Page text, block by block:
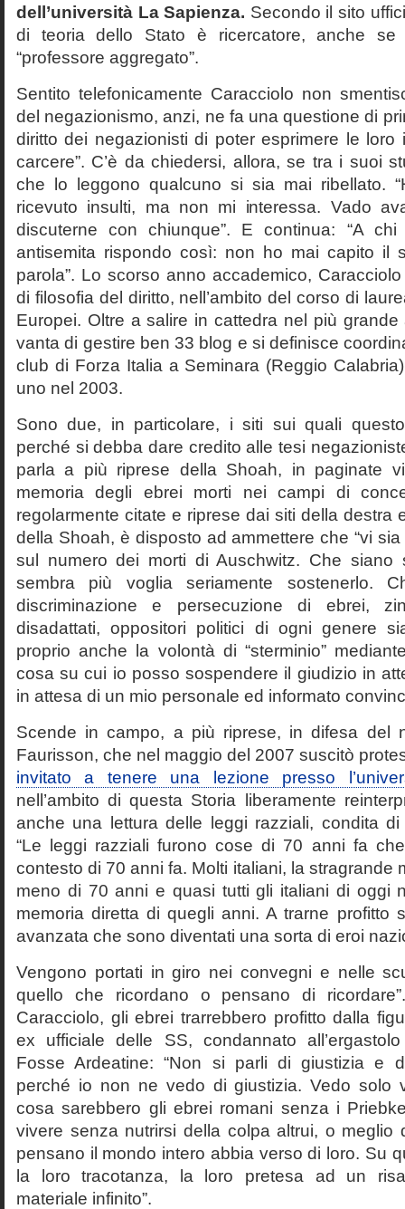
dell’università La Sapienza. Secondo il sito
di teoria dello Stato è ricercatore, anche
“professore aggregato”.
Sentito telefonicamente Caracciolo non
del negazionismo, anzi, ne fa una questione di
diritto dei negazionisti di poter esprimere le loro
carcere”. C’è da chiedersi, allora, se tra i suoi
che lo leggono qualcuno si sia mai ribellato.
ricevuto insulti, ma non mi interessa. Vado
discuterne con chiunque”. E continua: “A
antisemita rispondo così: non ho mai capito il
parola”. Lo scorso anno accademico,
di filosofia del diritto, nell’ambito del corso di
Europei. Oltre a salire in cattedra nel più grande
vanta di gestire ben 33 blog e si definisce
club di Forza Italia a Seminara (Reggio
uno nel 2003.
Sono due, in particolare, i siti sui quali
perché si debba dare credito alle tesi
parla a più riprese della Shoah, in paginate
memoria degli ebrei morti nei campi di
regolarmente citate e riprese dai siti della destra
della Shoah, è disposto ad ammettere che “vi
sul numero dei morti di Auschwitz. Che siano
sembra più voglia seriamente sostenerlo.
discriminazione e persecuzione di ebrei,
disadattati, oppositori politici di ogni genere
proprio anche la volontà di “sterminio”
cosa su cui io posso sospendere il giudizio in
in attesa di un mio personale ed informato
Scende in campo, a più riprese, in difesa del
Faurisson, che nel maggio del 2007 suscitò
invitato a tenere una lezione presso
nell’ambito di questa Storia liberamente
anche una lettura delle leggi razziali, condita di
“Le leggi razziali furono cose di 70 anni fa
contesto di 70 anni fa. Molti italiani, la stragrande
meno di 70 anni e quasi tutti gli italiani di oggi
memoria diretta di quegli anni. A trarne profitto
avanzata che sono diventati una sorta di eroi
Vengono portati in giro nei convegni e nelle
quello che ricordano o pensano di
Caracciolo, gli ebrei trarrebbero profitto dalla
ex ufficiale delle SS, condannato
Fosse Ardeatine: “Non si parli di giustizia e
perché io non ne vedo di giustizia. Vedo solo
cosa sarebbero gli ebrei romani senza i
vivere senza nutrirsi della colpa altrui, o meglio
pensano il mondo intero abbia verso di loro. Su
la loro tracotanza, la loro pretesa ad un
materiale infinito”.